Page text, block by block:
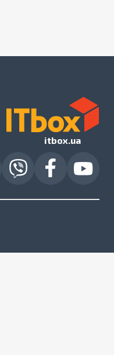
itbox.ua